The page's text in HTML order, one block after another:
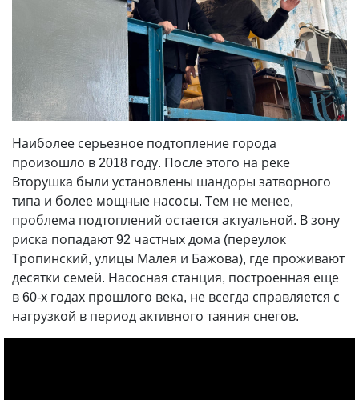
Наиболее серьезное подтопление города
произошло в 2018 году. После этого на реке
Вторушка были установлены шандоры затворного
типа и более мощные насосы. Тем не менее,
проблема подтоплений остается актуальной. В зону
риска попадают 92 частных дома (переулок
Тропинский, улицы Малея и Бажова), где проживают
десятки семей. Насосная станция, построенная еще
в 60-х годах прошлого века, не всегда справляется с
нагрузкой в период активного таяния снегов.